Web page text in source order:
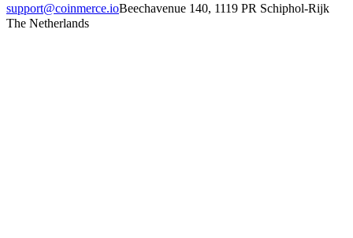
support@coinmerce.ioBeechavenue 140, 1119 PR Schiphol-Rijk
The Netherlands